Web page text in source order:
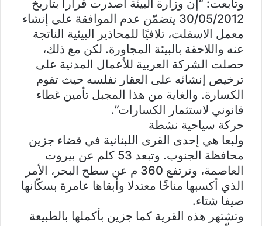
وتابعت: “إن وزارة البيئة أصدرت قرارا بتاريخ
30/05/2012 يتضمّن عدم الموافقة على إنشاء
معمل الاسفلت، تلافيًا للمحاذير البيئية الناتجة
عنه واللاحقة بالبيئة المجاورة. لكن مع ذلك،
حصلت الشركة العربية للأعمال المدنية على
ترخيص إنشائه على العقار نفلسه حيث تقوم
الكسارة. والغاية من هذا المجبل تأمين غطاء
قانوني لاستثمار الكسارات”.
حركة سياحية نشطة
ولبعا هي إحدى القرى اللبنانية في قضاء جزين
محافظة الجنوب. وتبعد 53 كلم عن بيروت
العاصمة، وترتفع 360 م عن سطح البحر، الأمر
الذي أكسبها مناخًا معتدلا وأبقاها عامرة بسكّانها
صيفا شتاء.
وتشتهر هذه القرية كما جزين بأكملها بالطبيعة